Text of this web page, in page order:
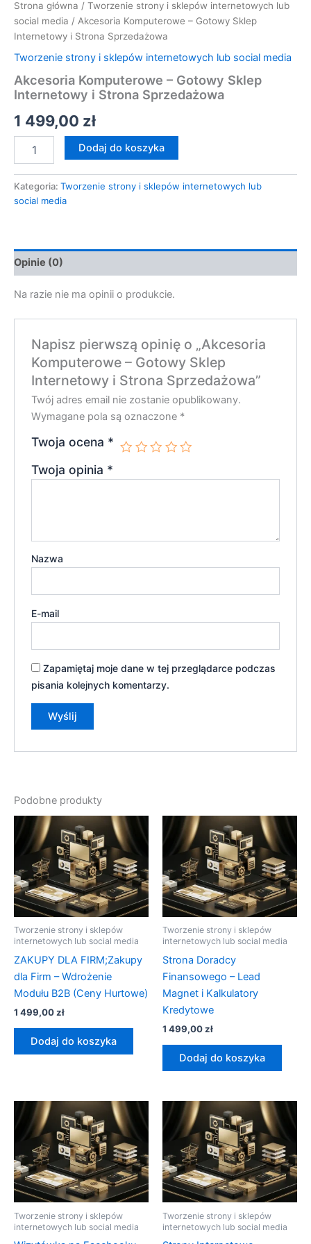
Strona główna / Tworzenie strony i sklepów internetowych lub
social media / Akcesoria Komputerowe – Gotowy Sklep
Internetowy i Strona Sprzedażowa
Tworzenie strony i sklepów internetowych lub social media
Akcesoria Komputerowe – Gotowy Sklep
Internetowy i Strona Sprzedażowa
1 499,00 zł
Dodaj do koszyka
Kategoria: Tworzenie strony i sklepów internetowych lub
social media
Opinie (0)
Na razie nie ma opinii o produkcie.
Napisz pierwszą opinię o „Akcesoria
Komputerowe – Gotowy Sklep
Internetowy i Strona Sprzedażowa”
Twój adres email nie zostanie opublikowany.
Wymagane pola są oznaczone *
Twoja ocena *
Twoja opinia *
Nazwa
E-mail
Zapamiętaj moje dane w tej przeglądarce podczas
pisania kolejnych komentarzy.
Podobne produkty
Tworzenie strony i sklepów
internetowych lub social media
ZAKUPY DLA FIRM;Zakupy
dla Firm – Wdrożenie
Modułu B2B (Ceny Hurtowe)
1 499,00zł
Dodaj do koszyka
Tworzenie strony i sklepów
internetowych lub social media
Strona Doradcy
Finansowego – Lead
Magnet i Kalkulatory
Kredytowe
1 499,00zł
Dodaj do koszyka
Tworzenie strony i sklepów
internetowych lub social media
Tworzenie strony i sklepów
internetowych lub social media